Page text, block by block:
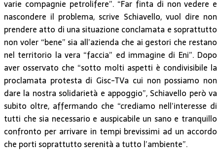
varie compagnie petrolifere”. “Far finta di non vedere e
nascondere il problema, scrive Schiavello, vuol dire non
prendere atto di una situazione conclamata e soprattutto
non voler “bene” sia all’azienda che ai gestori che restano
nel territorio la vera “faccia” ed immagine di Eni”. Dopo
aver osservato che “sotto molti aspetti è condivisibile la
proclamata protesta di Gisc-TVa cui non possiamo non
dare la nostra solidarietà e appoggio”, Schiavello però va
subito oltre, affermando che “crediamo nell’interesse di
tutti che sia necessario e auspicabile un sano e tranquillo
confronto per arrivare in tempi brevissimi ad un accordo
che porti soprattutto serenità a tutto l’ambiente”.